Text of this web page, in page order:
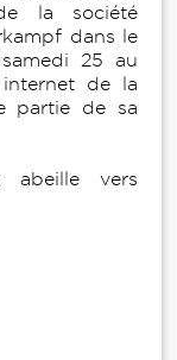
la société
dans le
25 au
de la
partie de sa
abeille vers